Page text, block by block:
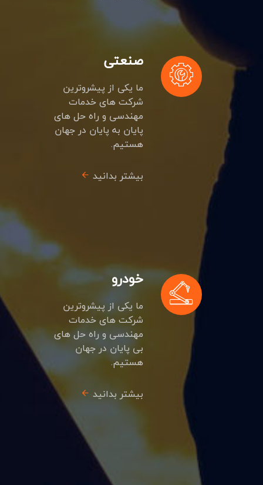
صنعتی
ما یکی از پیشروترین
شرکت های خدمات
مهندسی و راه حل های
پایان به پایان در جهان
هستیم.
بیشتر بدانید
خودرو
ما یکی از پیشروترین
شرکت های خدمات
مهندسی و راه حل های
بی پایان در جهان
هستیم.
بیشتر بدانید